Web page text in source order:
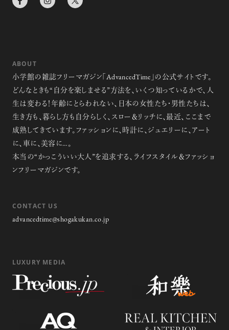
記憶に残る特別な体験をオーダーメ
【フィリップス オークション】映画界
禁断の不倫が夫婦の純愛をあぶり
ABOUT
小学館の雑誌フリーマガジン「AdvancedTime」の公式サイトです。
どんなときも“自分を楽しませる”方法を、いくつ知っているかで、人
生は変わる！年齢にとらわれない、日本の女性たち・男性たちは、
生き方も、暮らし方も自分らしく、スロー＆リッチに、最近、ここまで
成熟してきています。ファッションに、時計に、ジュエリーに、アート
に、車に、美容に…。
本当の“かっこういい大人”を追求する、ライフスタイル＆ファッショ
ンフリーマガジンです。
CONTACT US
advancedtime@shogakukan.co.jp
LUXURY MEDIA